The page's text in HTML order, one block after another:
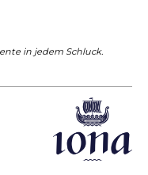
in jedem Schluck.